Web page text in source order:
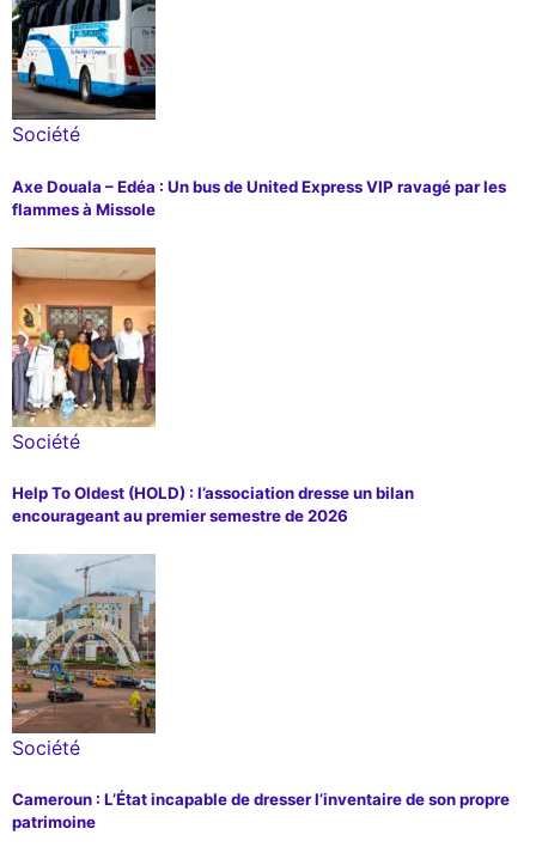
Société
Axe Douala – Edéa : Un bus de United Express VIP ravagé par les
flammes à Missole
Société
Help To Oldest (HOLD) : l’association dresse un bilan
encourageant au premier semestre de 2026
Société
Cameroun : L’État incapable de dresser l’inventaire de son propre
patrimoine